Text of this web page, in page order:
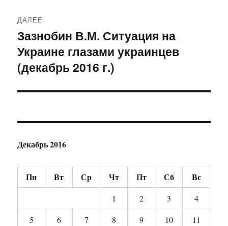
ДАЛЕЕ
Следующая
запись:
Зазнобин В.М. Ситуация на
Украине глазами украинцев
(декабрь 2016 г.)
Декабрь 2016
Пн Вт Ср Чт Пт Сб Вс
1 2 3
4
5
6 7 8 9 10
11